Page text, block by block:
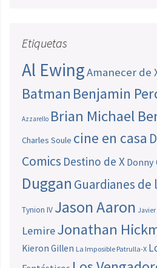
Etiquetas
Al EwingAmanecer de
Batman Benjamin
Azzarello Brian Michael
Charles Soule cine en casa
Comics Destino de X Donny
Duggan Guardianes de
Tynion IV Jason Aaron
LemireJonathan
Kieron Gillen La Imposible Patrulla-X